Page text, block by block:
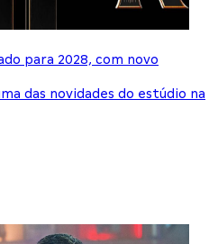
para 2028, com novo
das novidades do estúdio na